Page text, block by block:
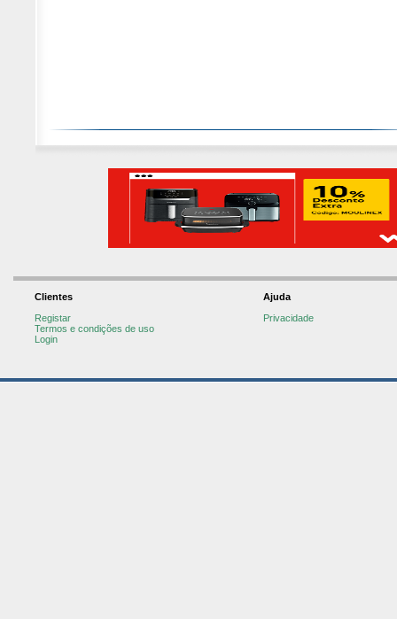
Clientes
Registar
Termos e condições de uso
Login
Ajuda
Privacidade